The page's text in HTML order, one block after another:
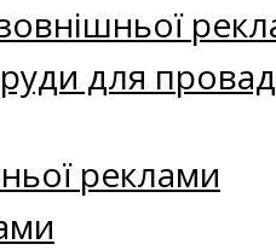
для
реклами